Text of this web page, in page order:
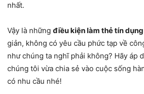
nhất.
Vậy là những điều kiện làm thẻ tín dụng
giản, không có yêu cầu phức tạp về
như chúng ta nghĩ phải không? Hãy áp
chúng tôi vừa chia sẻ vào cuộc sống
có nhu cầu nhé!